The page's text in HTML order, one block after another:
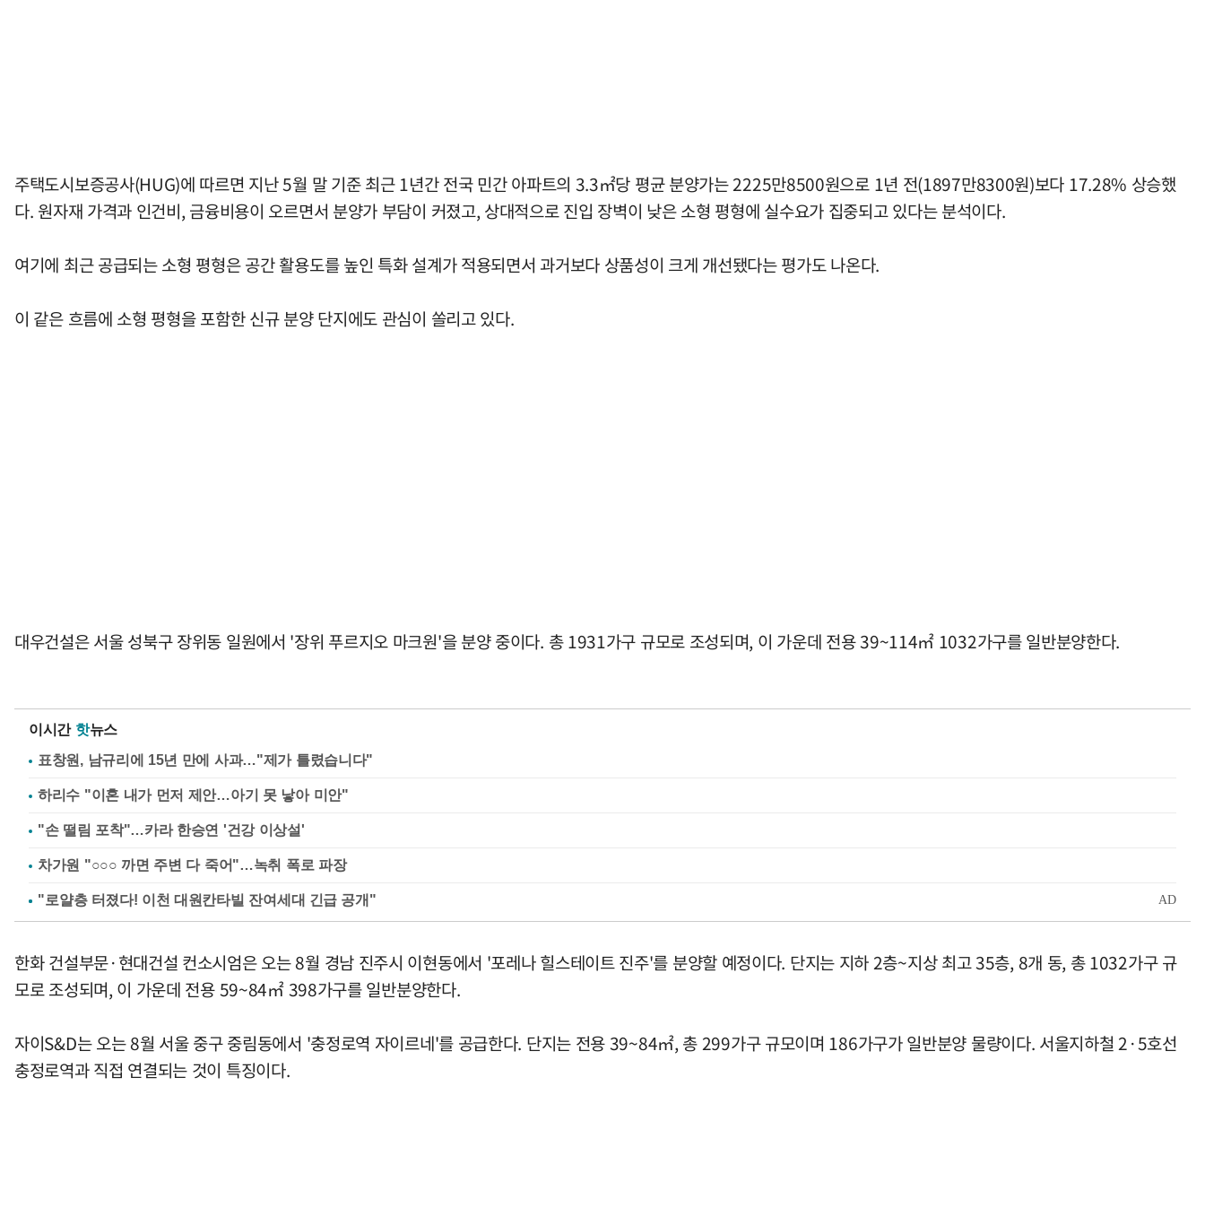
주택도시보증공사(HUG)에 따르면 지난 5월 말 기준 최근 1년간 전국 민간 아파트의 3.3㎡당 평균 분양가는 2225만8500원으로 1년 전(1897만8300원)보다 17.28% 상승했
다. 원자재 가격과 인건비, 금융비용이 오르면서 분양가 부담이 커졌고, 상대적으로 진입 장벽이 낮은 소형 평형에 실수요가 집중되고 있다는 분석이다.
여기에 최근 공급되는 소형 평형은 공간 활용도를 높인 특화 설계가 적용되면서 과거보다 상품성이 크게 개선됐다는 평가도 나온다.
이 같은 흐름에 소형 평형을 포함한 신규 분양 단지에도 관심이 쏠리고 있다.
대우건설은 서울 성북구 장위동 일원에서 '장위 푸르지오 마크원'을 분양 중이다. 총 1931가구 규모로 조성되며, 이 가운데 전용 39~114㎡ 1032가구를 일반분양한다.
이시간 핫뉴스
표창원, 남규리에 15년 만에 사과…"제가 틀렸습니다"
하리수 "이혼 내가 먼저 제안…아기 못 낳아 미안"
"손 떨림 포착"…카라 한승연 '건강 이상설'
차가원 "○○○ 까면 주변 다 죽어"…녹취 폭로 파장
한화 건설부문·현대건설 컨소시엄은 오는 8월 경남 진주시 이현동에서 '포레나 힐스테이트 진주'를 분양할 예정이다. 단지는 지하 2층~지상 최고 35층, 8개 동, 총 1032가구 규
모로 조성되며, 이 가운데 전용 59~84㎡ 398가구를 일반분양한다.
자이S&D는 오는 8월 서울 중구 중림동에서 '충정로역 자이르네'를 공급한다. 단지는 전용 39~84㎡, 총 299가구 규모이며 186가구가 일반분양 물량이다. 서울지하철 2·5호선
충정로역과 직접 연결되는 것이 특징이다.